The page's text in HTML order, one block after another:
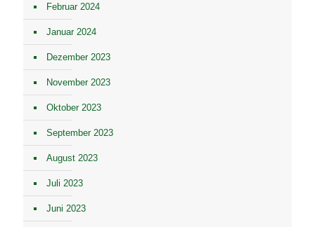
Februar 2024
Januar 2024
Dezember 2023
November 2023
Oktober 2023
September 2023
August 2023
Juli 2023
Juni 2023